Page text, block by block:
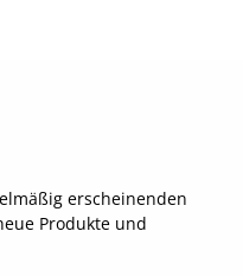
erscheinenden
Produkte und